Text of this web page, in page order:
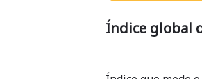
Índice global